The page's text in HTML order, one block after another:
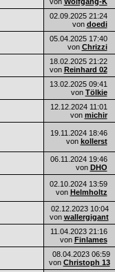
02.09.2025 21:24
von doedi
05.04.2025 17:40
von Chrizzi
18.02.2025 21:22
von Reinhard 02
13.02.2025 09:41
von Tölkie
12.12.2024 11:01
von michir
19.11.2024 18:46
von kollerst
06.11.2024 19:46
von DHO
02.10.2024 13:59
von Helmholtz
02.12.2023 10:04
von wallergigant
11.04.2023 21:16
von Finlames
08.04.2023 06:59
von Christoph 13